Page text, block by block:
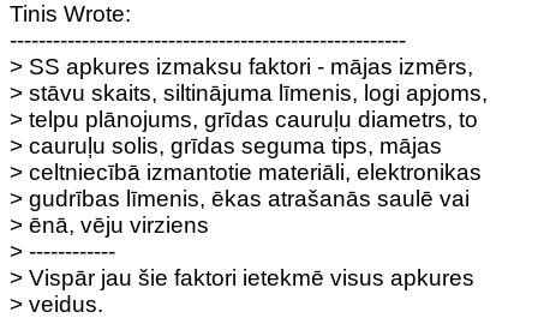
Tinis Wrote:
-------------------------------------------------------
> SS apkures izmaksu faktori - mājas izmērs,
> stāvu skaits, siltinājuma līmenis, logi apjoms,
> telpu plānojums, grīdas cauruļu diametrs, to
> cauruļu solis, grīdas seguma tips, mājas
> celtniecībā izmantotie materiāli, elektronikas
> gudrības līmenis, ēkas atrašanās saulē vai
> ēnā, vēju virziens
> ------------
> Vispār jau šie faktori ietekmē visus apkures
> veidus.